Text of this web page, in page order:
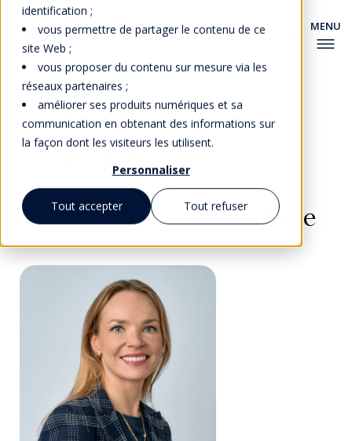
identification ;
vous permettre de partager le contenu de ce
site Web ;
vous proposer du contenu sur mesure via les
réseaux partenaires ;
améliorer ses produits numériques et sa
communication en obtenant des informations sur
la façon dont les visiteurs les utilisent.
Personnaliser
Tout accepter Tout refuser
Natalia Bovsovers-Carette